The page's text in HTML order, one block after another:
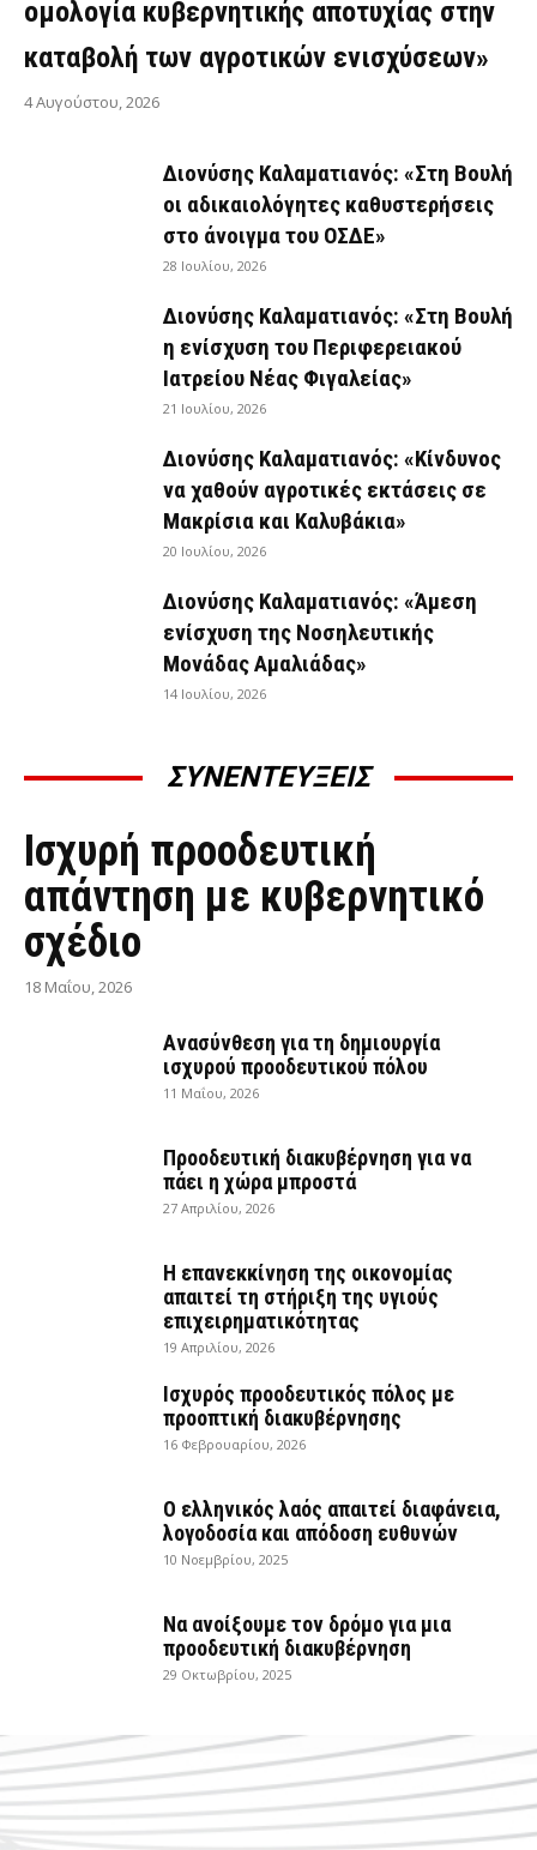
ομολογία κυβερνητικής αποτυχίας στην
καταβολή των αγροτικών ενισχύσεων»
4 Αυγούστου, 2026
Διονύσης Καλαματιανός: «Στη Βουλή
οι αδικαιολόγητες καθυστερήσεις
στο άνοιγμα του ΟΣΔΕ»
28 Ιουλίου, 2026
Διονύσης Καλαματιανός: «Στη Βουλή
η ενίσχυση του Περιφερειακού
Ιατρείου Νέας Φιγαλείας»
21 Ιουλίου, 2026
Διονύσης Καλαματιανός: «Κίνδυνος
να χαθούν αγροτικές εκτάσεις σε
Μακρίσια και Καλυβάκια»
20 Ιουλίου, 2026
Διονύσης Καλαματιανός: «Άμεση
ενίσχυση της Νοσηλευτικής
Μονάδας Αμαλιάδας»
14 Ιουλίου, 2026
ΣΥΝΕΝΤΕΥΞΕΙΣ
ΣΥΝΕΝΤΕΎΞΕΙΣ
Ισχυρή προοδευτική
απάντηση με κυβερνητικό
σχέδιο
18 Μαΐου, 2026
Ανασύνθεση για τη δημιουργία
ισχυρού προοδευτικού πόλου
11 Μαΐου, 2026
Προοδευτική διακυβέρνηση για να
πάει η χώρα μπροστά
27 Απριλίου, 2026
Η επανεκκίνηση της οικονομίας
απαιτεί τη στήριξη της υγιούς
επιχειρηματικότητας
19 Απριλίου, 2026
Ισχυρός προοδευτικός πόλος με
προοπτική διακυβέρνησης
16 Φεβρουαρίου, 2026
Ο ελληνικός λαός απαιτεί διαφάνεια,
λογοδοσία και απόδοση ευθυνών
10 Νοεμβρίου, 2025
Να ανοίξουμε τον δρόμο για μια
προοδευτική διακυβέρνηση
29 Οκτωβρίου, 2025